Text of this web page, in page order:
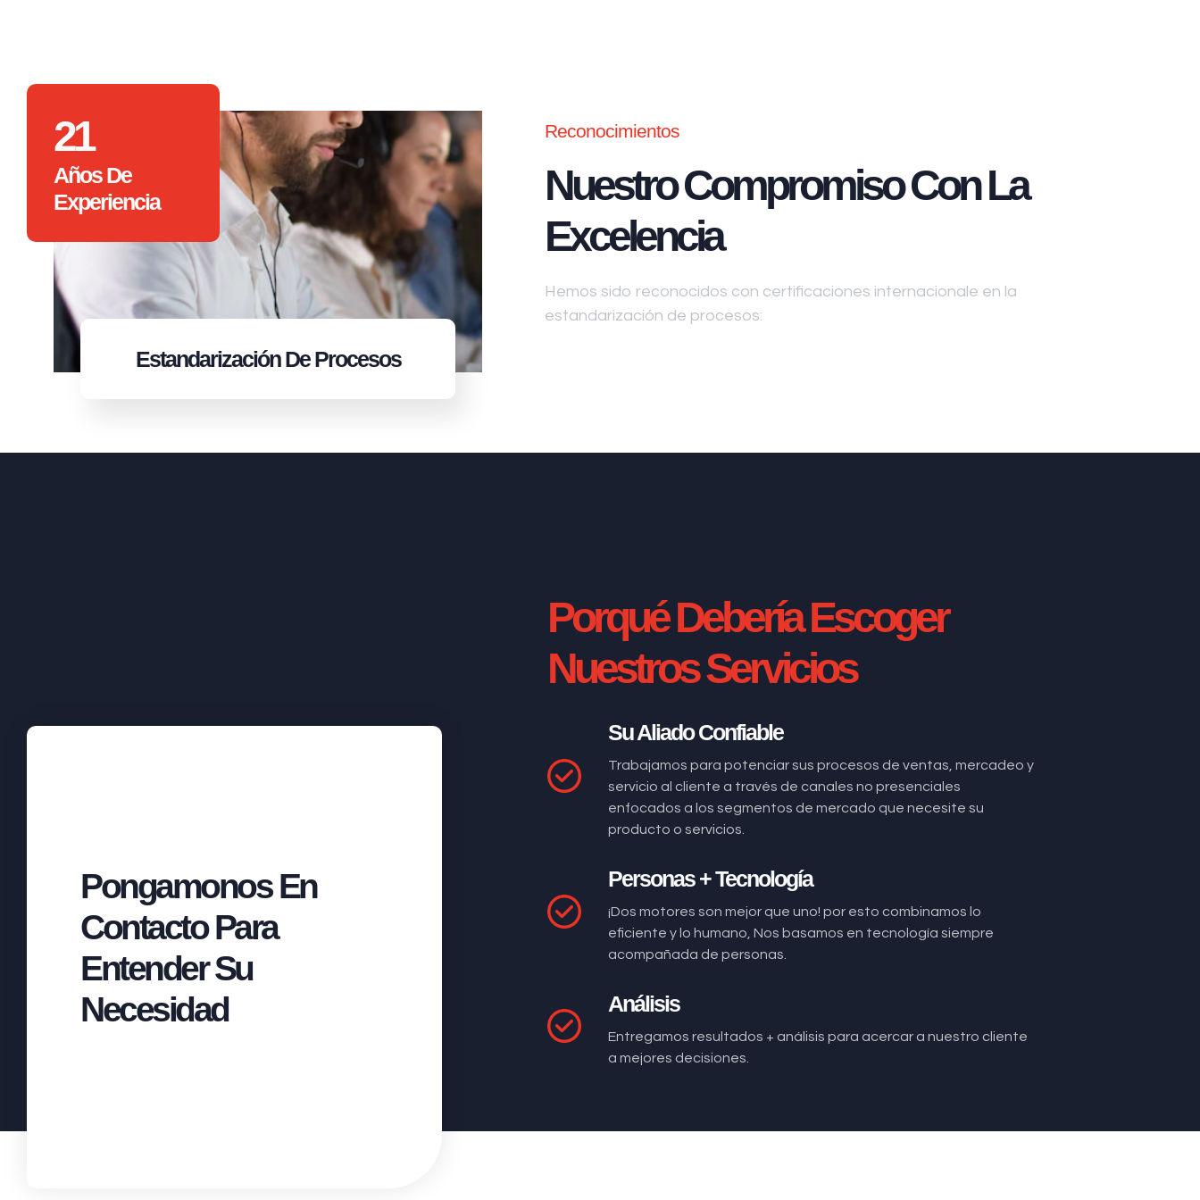
21
Años De
Experiencia
EstandarizaciónDe Procesos
Reconocimientos
Nuestro Compromiso Con La
Excelencia
Hemos sido reconocidos con certificaciones internacionale en la
estandarización de procesos:
Pongamonos En
Contacto Para
Entender Su
Necesidad
Porqué Debería Escoger
Nuestros Servicios
Su Aliado Confiable
Trabajamos para potenciar sus procesos de ventas, mercadeo y
servicio al cliente a través de canales no presenciales
enfocados a los segmentos de mercado que necesite su
producto o servicios.
Personas + Tecnología
¡Dos motores son mejor que uno! por esto combinamos lo
eficiente y lo humano, Nos basamos en tecnología siempre
acompañada de personas.
Análisis
Entregamos resultados + análisis para acercar a nuestro cliente
a mejores decisiones.